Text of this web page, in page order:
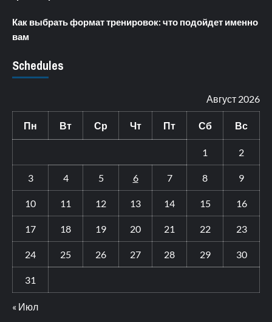
Как выбрать формат тренировок: что подойдет именно
вам
Schedules
Август 2026
Пн Вт Ср Чт Пт Сб Вс
1 2
3 4 5 6 7 8 9
10 11 12 13 14 15 16
17 18 19 20 21 22 23
24 25 26 27 28 29 30
31
« Июл